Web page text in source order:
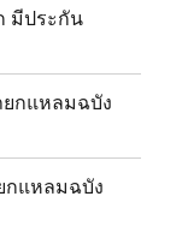
มีประกัน
ยกแหลมฉบัง
กแหลมฉบัง